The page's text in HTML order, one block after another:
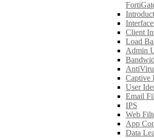
Client
Load
Admin
Captive
User
Email
IPS
Web
App
Data